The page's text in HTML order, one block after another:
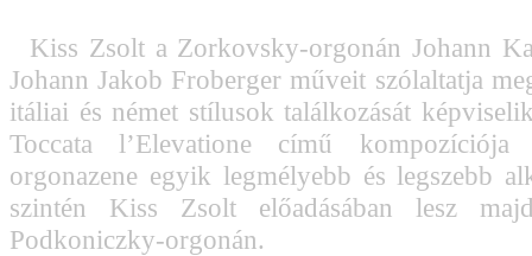
Kiss Zsolt a Zorkovsky-orgonán Johann
Johann Jakob Froberger műveit szólaltatja
itáliai és német stílusok találkozását
Toccata l’Elevatione című
orgonazene egyik legmélyebb és legszebb
szintén Kiss Zsolt előadásában lesz
Podkoniczky-orgonán.